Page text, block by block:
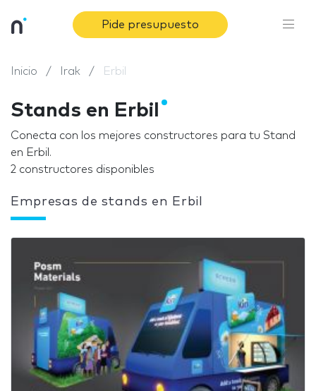
Pide presupuesto
Inicio Irak Erbil
Stands en Erbil
Conecta con los mejores constructores para tu Stand
en Erbil.
2 constructores disponibles
Empresas de stands en Erbil